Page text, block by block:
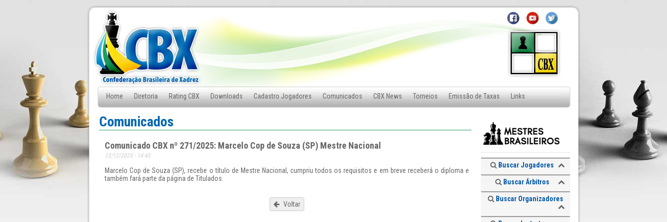
Home Diretoria Rating CBX Downloads Cadastro Jogadores Comunicados CBX News Torneios Emissão de Taxas Links
Fale Conosco
Comunicados
Comunicado CBX nº 271/2025: Marcelo Cop de Souza (SP) Mestre Nacional
12/12/2025 - 14:45
Marcelo Cop de Souza (SP), recebe o título de Mestre Nacional, cumpriu todos os requisitos e em breve receberá o diploma e
também fará parte da página de Titulados.
Voltar
Buscar Jogadores
Buscar Árbitros
Buscar Organizadores